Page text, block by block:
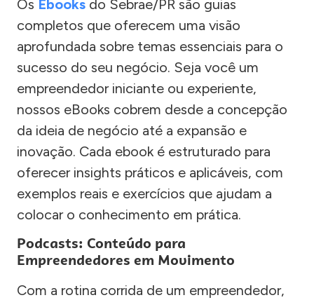
Os Ebooks do Sebrae/PR são guias
completos que oferecem uma visão
aprofundada sobre temas essenciais para o
sucesso do seu negócio. Seja você um
empreendedor iniciante ou experiente,
nossos eBooks cobrem desde a concepção
da ideia de negócio até a expansão e
inovação. Cada ebook é estruturado para
oferecer insights práticos e aplicáveis, com
exemplos reais e exercícios que ajudam a
colocar o conhecimento em prática.
Podcasts: Conteúdo para
Empreendedores em Movimento
Com a rotina corrida de um empreendedor,